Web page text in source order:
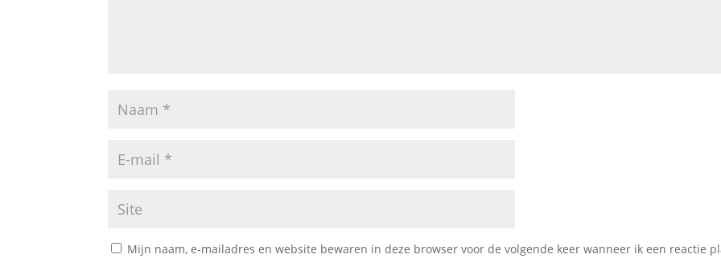
Mijn naam, e-mailadres en website bewaren in deze browser voor de volgende keer wanneer ik een reactie